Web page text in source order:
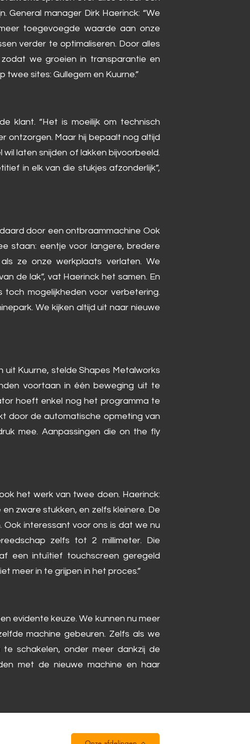
General manager Dirk Haerinck: “We
toegevoegde waarde aan onze
verder te optimaliseren. Door alles
we groeien in transparantie en
sites: Gullegem en Kuurne.”
klant. “Het is moeilijk om technisch
ontzorgen. Maar hij bepaalt nog altijd
laten snijden of lakken bijvoorbeeld.
in elk van die stukjes afzonderlijk”,
door een ontbraammachine Ook
staan: eentje voor langere, bredere
ze onze werkplaats verlaten. We
de lak”, vat Haerinck het samen. En
mogelijkheden voor verbetering.
We kijken altijd uit naar nieuwe
uit Kuurne, stelde Shapes Metalworks
voortaan in één beweging uit te
hoeft enkel nog het programma te
door de automatische opmeting van
mee. Aanpassingen die on the fly
het werk van twee doen. Haerinck:
zware stukken, en zelfs kleinere. De
interessant voor ons is dat we nu
zelfs tot 2 millimeter. Die
een intuïtief touchscreen geregeld
meer in te grijpen in het proces.”
evidente keuze. We kunnen nu meer
machine gebeuren. Zelfs als we
schakelen, onder meer dankzij de
met de nieuwe machine en haar